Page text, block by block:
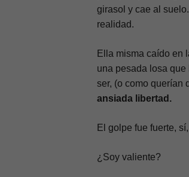
girasol y cae al
realidad.
Ella misma caído en
una pesada losa
ser, (o como querían
ansiada libertad.
El golpe fue fuerte,
¿Soy valiente?